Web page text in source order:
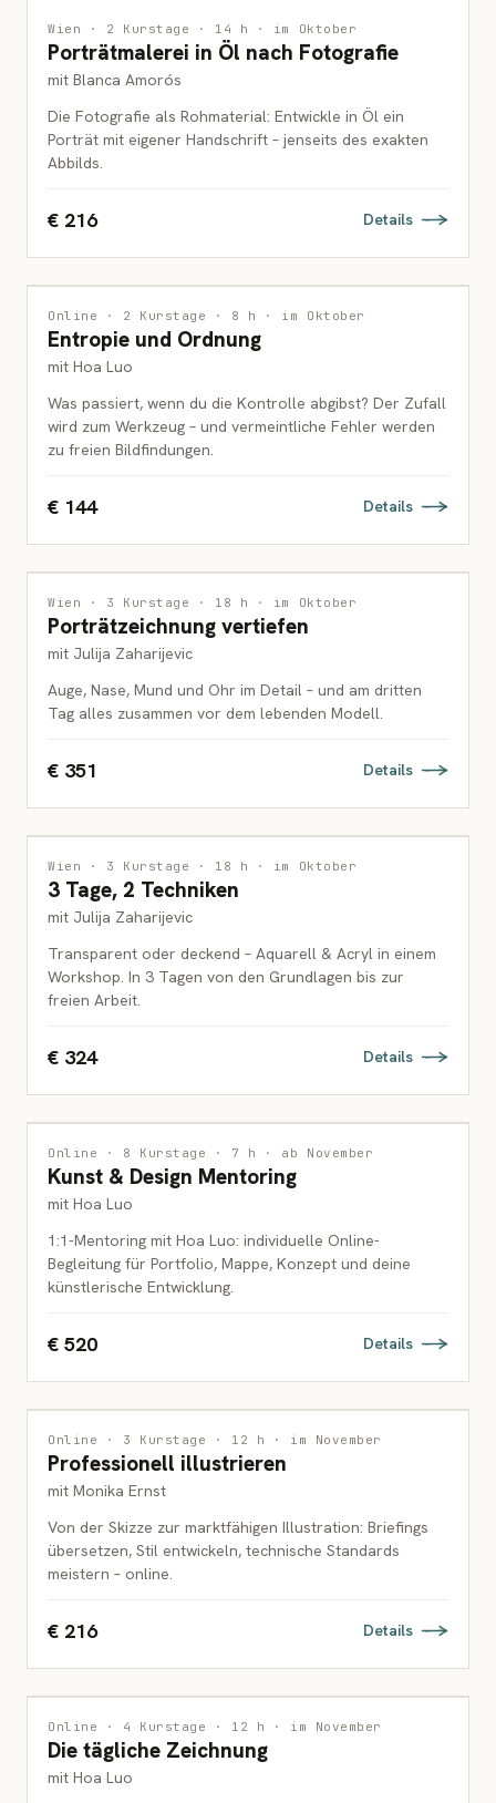
MALEREI
ERWACHSENE
Wien · 2 Kurstage · 14 h · im Oktober
Porträtmalerei in Öl nach Fotografie
mit Blanca Amorós
Die Fotografie als Rohmaterial: Entwickle in Öl ein
Porträt mit eigener Handschrift – jenseits des exakten
Abbilds.
€ 216 Details
ZEICHNUNG
ERWACHSENE
Online · 2 Kurstage · 8 h · im Oktober
Entropie und Ordnung
mit Hoa Luo
Was passiert, wenn du die Kontrolle abgibst? Der Zufall
wird zum Werkzeug – und vermeintliche Fehler werden
zu freien Bildfindungen.
€ 144 Details
ZEICHNUNG
ERWACHSENE
Wien · 3 Kurstage · 18 h · im Oktober
Porträtzeichnung vertiefen
mit Julija Zaharijevic
Auge, Nase, Mund und Ohr im Detail – und am dritten
Tag alles zusammen vor dem lebenden Modell.
€ 351 Details
MALEREI
ERWACHSENE
Wien · 3 Kurstage · 18 h · im Oktober
3 Tage, 2 Techniken
mit Julija Zaharijevic
Transparent oder deckend – Aquarell & Acryl in einem
Workshop. In 3 Tagen von den Grundlagen bis zur
freien Arbeit.
€ 324 Details
INTERDISZIPLINÄR
ERWACHSENE
1 PLATZ FREI
Online · 8 Kurstage · 7 h · ab November
Kunst & Design Mentoring
mit Hoa Luo
1:1-Mentoring mit Hoa Luo: individuelle Online-
Begleitung für Portfolio, Mappe, Konzept und deine
künstlerische Entwicklung.
€ 520 Details
ILLUSTRATION
ERWACHSENE
Online · 3 Kurstage · 12 h · im November
Professionell illustrieren
mit Monika Ernst
Von der Skizze zur marktfähigen Illustration: Briefings
übersetzen, Stil entwickeln, technische Standards
meistern – online.
€ 216 Details
ZEICHNUNG
ERWACHSENE
Online · 4 Kurstage · 12 h · im November
Die tägliche Zeichnung
mit Hoa Luo